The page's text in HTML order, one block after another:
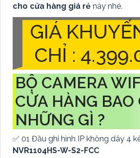
cho cửa hàng giá rẻ này nhé.
GIÁ
CHỈ :
BỘ CAMERA
CỬA HÀNG BAO
NHỮNG GÌ ?
✅ 01 Đầu ghi hình IP không dây 4
NVR1104HS-W-S2-FCC